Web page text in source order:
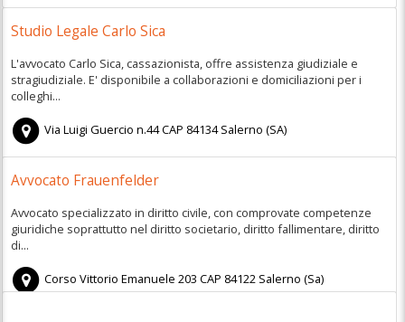
Studio Legale Carlo Sica
L'avvocato Carlo Sica, cassazionista, offre assistenza giudiziale e
stragiudiziale. E' disponibile a collaborazioni e domiciliazioni per i
colleghi...
Via Luigi Guercio n.44CAP 84134 Salerno (SA)
Avvocato Frauenfelder
Avvocato specializzato in diritto civile, con comprovate competenze
giuridiche soprattutto nel diritto societario, diritto fallimentare, diritto
di...
Corso Vittorio Emanuele 203 CAP 84122 Salerno (Sa)